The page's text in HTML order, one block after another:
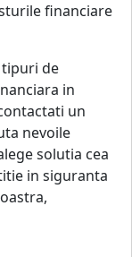
financiare
tipuri de
in
un
nevoile
solutia cea
in siguranta